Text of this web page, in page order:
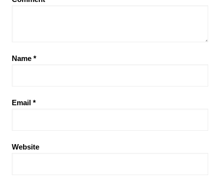
Name *
Email *
Website